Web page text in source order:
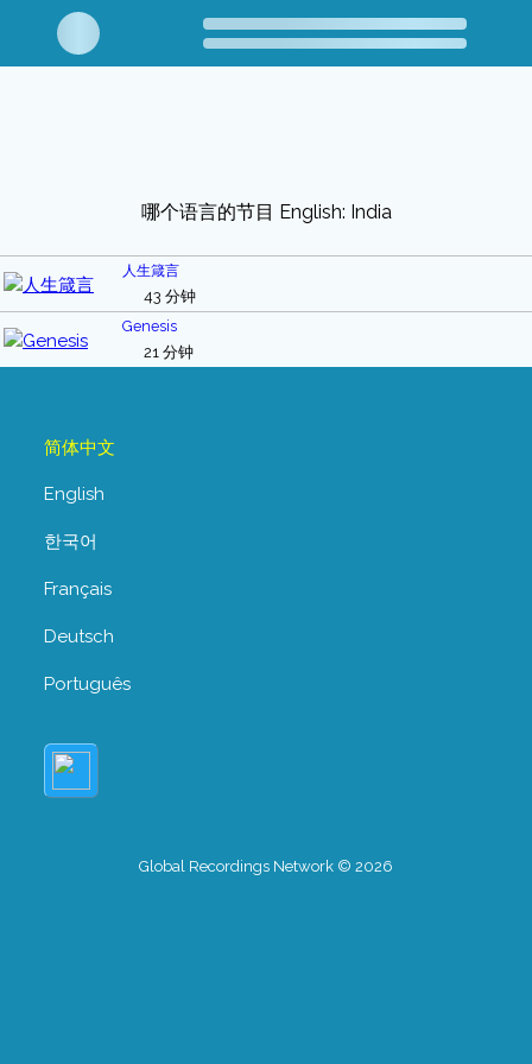
哪个语言的节目 English: India
人生箴言
43 分钟
Genesis
21 分钟
简体中文
English
한국어
Français
Deutsch
Português
Global Recordings Network © 2026